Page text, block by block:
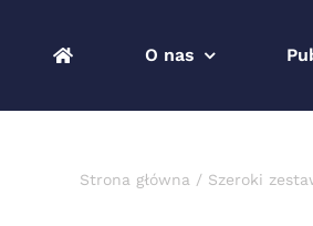
O nas
Strona główna Szeroki